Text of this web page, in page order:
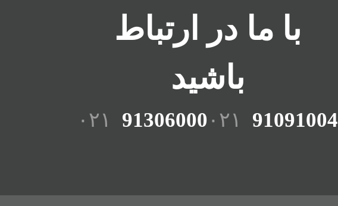
با ما در ارتباط
باشید
۰۲۱ 91091004 ۰۲۱ 91306000